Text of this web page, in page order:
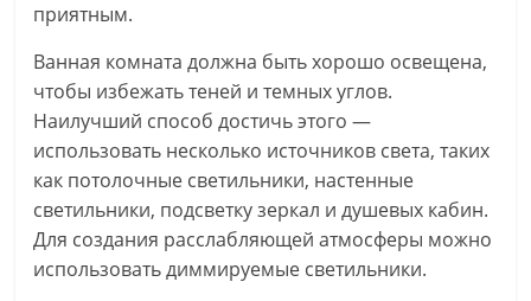
приятным.
Ванная комната должна быть хорошо освещена,
чтобы избежать теней и темных углов.
Наилучший способ достичь этого —
использовать несколько источников света, таких
как потолочные светильники, настенные
светильники, подсветку зеркал и душевых кабин.
Для создания расслабляющей атмосферы можно
использовать диммируемые светильники.